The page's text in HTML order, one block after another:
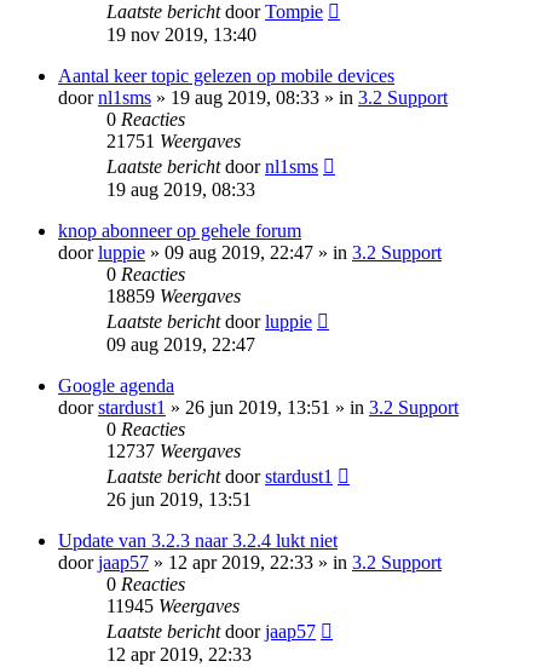
Laatste berichtdoorTompie
19 nov 2019, 13:40
Aantal keer topic gelezen op mobile devices
doornl1sms » 19 aug 2019, 08:33 » in 3.2 Support
0 Reacties
21751 Weergaves
Laatste berichtdoornl1sms
19 aug 2019, 08:33
knop abonneer op gehele forum
doorluppie » 09 aug 2019, 22:47 » in 3.2 Support
0 Reacties
18859 Weergaves
Laatste berichtdoorluppie
09 aug 2019, 22:47
Google agenda
doorstardust1 » 26 jun 2019, 13:51 » in 3.2 Support
0 Reacties
12737 Weergaves
Laatste berichtdoorstardust1
26 jun 2019, 13:51
Update van 3.2.3 naar 3.2.4 lukt niet
doorjaap57 » 12 apr 2019, 22:33 » in 3.2 Support
0 Reacties
11945 Weergaves
Laatste berichtdoorjaap57
12 apr 2019, 22:33